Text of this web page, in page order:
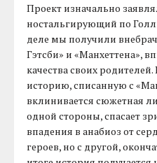
Проект изначально
ностальгирующий по
деле мы получили
Гэтсби» и «Манхеттена»,
качества своих
историю, списанную с
вклинивается сюжетная
одной стороны, спасает
впадения в анабиоз от
героев, но с другой,